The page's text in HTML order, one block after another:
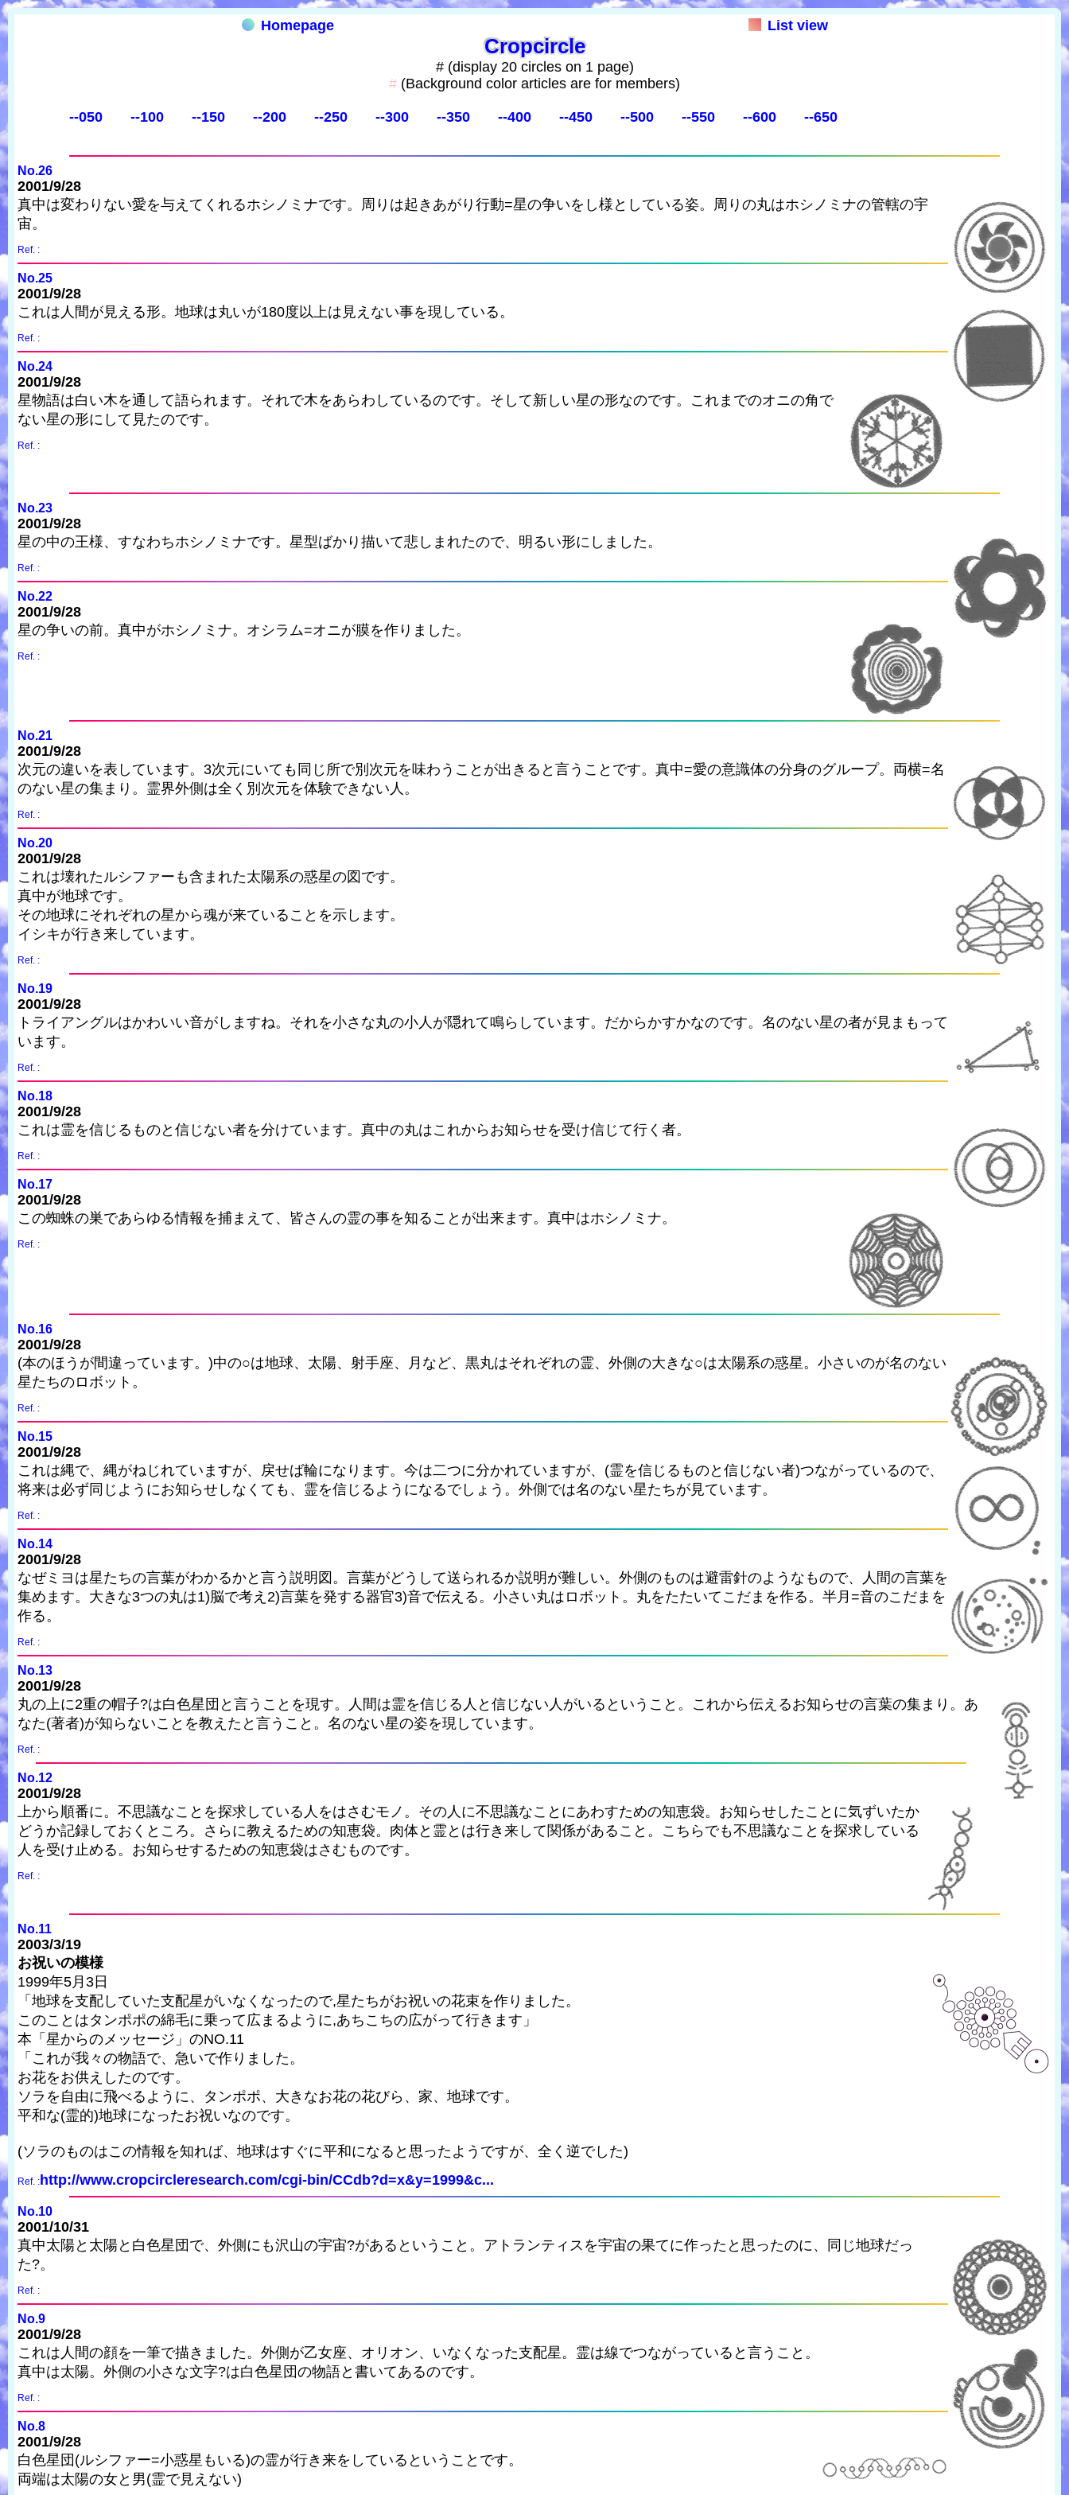
Homepage List view
Cropcircle
# (display 20 circles on 1 page)
# (Background color articles are for members)
--050 --100 --150 --200 --250 --300 --350 --400 --450 --500 --550 --600 --650
No.26
2001/9/28
真中は変わりない愛を与えてくれるホシノミナです。周りは起きあがり行動=星の争いをし様としている姿。周りの丸はホシノミナの管轄の宇
宙。
Ref. :
No.25
2001/9/28
これは人間が見える形。地球は丸いが180度以上は見えない事を現している。
Ref. :
No.24
2001/9/28
星物語は白い木を通して語られます。それで木をあらわしているのです。そして新しい星の形なのです。これまでのオニの角で
ない星の形にして見たのです。
Ref. :
No.23
2001/9/28
星の中の王様、すなわちホシノミナです。星型ばかり描いて悲しまれたので、明るい形にしました。
Ref. :
No.22
2001/9/28
星の争いの前。真中がホシノミナ。オシラム=オニが膜を作りました。
Ref. :
No.21
2001/9/28
次元の違いを表しています。3次元にいても同じ所で別次元を味わうことが出きると言うことです。真中=愛の意識体の分身のグループ。両横=名
のない星の集まり。霊界外側は全く別次元を体験できない人。
Ref. :
No.20
2001/9/28
これは壊れたルシファーも含まれた太陽系の惑星の図です。
真中が地球です。
その地球にそれぞれの星から魂が来ていることを示します。
イシキが行き来しています。
Ref. :
No.19
2001/9/28
トライアングルはかわいい音がしますね。それを小さな丸の小人が隠れて鳴らしています。だからかすかなのです。名のない星の者が見まもって
います。
Ref. :
No.18
2001/9/28
これは霊を信じるものと信じない者を分けています。真中の丸はこれからお知らせを受け信じて行く者。
Ref. :
No.17
2001/9/28
この蜘蛛の巣であらゆる情報を捕まえて、皆さんの霊の事を知ることが出来ます。真中はホシノミナ。
Ref. :
No.16
2001/9/28
(本のほうが間違っています。)中の○は地球、太陽、射手座、月など、黒丸はそれぞれの霊、外側の大きな○は太陽系の惑星。小さいのが名のない
星たちのロボット。
Ref. :
No.15
2001/9/28
これは縄で、縄がねじれていますが、戻せば輪になります。今は二つに分かれていますが、(霊を信じるものと信じない者)つながっているので、
将来は必ず同じようにお知らせしなくても、霊を信じるようになるでしょう。外側では名のない星たちが見ています。
Ref. :
No.14
2001/9/28
なぜミヨは星たちの言葉がわかるかと言う説明図。言葉がどうして送られるか説明が難しい。外側のものは避雷針のようなもので、人間の言葉を
集めます。大きな3つの丸は1)脳で考え2)言葉を発する器官3)音で伝える。小さい丸はロボット。丸をたたいてこだまを作る。半月=音のこだまを
作る。
Ref. :
No.13
2001/9/28
丸の上に2重の帽子?は白色星団と言うことを現す。人間は霊を信じる人と信じない人がいるということ。これから伝えるお知らせの言葉の集まり。あ
なた(著者)が知らないことを教えたと言うこと。名のない星の姿を現しています。
Ref. :
No.12
2001/9/28
上から順番に。不思議なことを探求している人をはさむモノ。その人に不思議なことにあわすための知恵袋。お知らせしたことに気ずいたか
どうか記録しておくところ。さらに教えるための知恵袋。肉体と霊とは行き来して関係があること。こちらでも不思議なことを探求している
人を受け止める。お知らせするための知恵袋はさむものです。
Ref. :
No.11
2003/3/19
お祝いの模様
1999年5月3日
「地球を支配していた支配星がいなくなったので,星たちがお祝いの花束を作りました。
このことはタンポポの綿毛に乗って広まるように,あちこちの広がって行きます」
本「星からのメッセージ」のNO.11
「これが我々の物語で、急いで作りました。
お花をお供えしたのです。
ソラを自由に飛べるように、タンポポ、大きなお花の花びら、家、地球です。
平和な(霊的)地球になったお祝いなのです。
(ソラのものはこの情報を知れば、地球はすぐに平和になると思ったようですが、全く逆でした)
Ref. : http://www.cropcircleresearch.com/cgi-bin/CCdb?d=x&y=1999&c...
No.10
2001/10/31
真中太陽と太陽と白色星団で、外側にも沢山の宇宙?があるということ。アトランティスを宇宙の果てに作ったと思ったのに、同じ地球だっ
た?。
Ref. :
No.9
2001/9/28
これは人間の顔を一筆で描きました。外側が乙女座、オリオン、いなくなった支配星。霊は線でつながっていると言うこと。
真中は太陽。外側の小さな文字?は白色星団の物語と書いてあるのです。
Ref. :
No.8
2001/9/28
白色星団(ルシファー=小惑星もいる)の霊が行き来をしているということです。
両端は太陽の女と男(霊で見えない)